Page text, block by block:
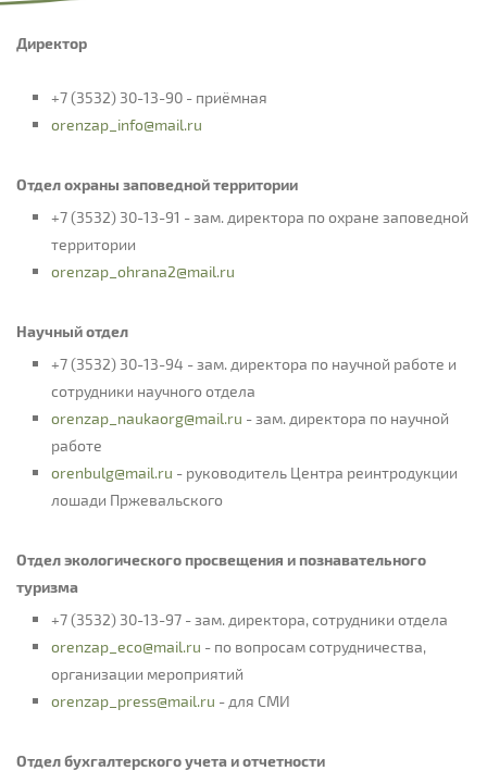
Директор
+7 (3532) 30-13-90 - приёмная
orenzap_info@mail.ru
Отдел охраны заповедной территории
+7 (3532) 30-13-91 - зам. директора по охране заповедной
территории
orenzap_ohrana2@mail.ru
Научный отдел
+7 (3532) 30-13-94 - зам. директора по научной работе и
сотрудники научного отдела
orenzap_naukaorg@mail.ru - зам. директора по научной
работе
orenbulg@mail.ru - руководитель Центра реинтродукции
лошади Пржевальского
Отдел экологического просвещения и познавательного
туризма
+7 (3532) 30-13-97 - зам. директора, сотрудники отдела
orenzap_eco@mail.ru - по вопросам сотрудничества,
организации мероприятий
orenzap_press@mail.ru - для СМИ
Отдел бухгалтерского учета и отчетности